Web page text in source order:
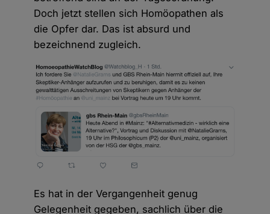
Doch jetzt stellen sich Homöopathen als
die Opfer dar. Das ist absurd und
bezeichnend zugleich.
Es hat in der Vergangenheit genug
Gelegenheit gegeben, sachlich über die